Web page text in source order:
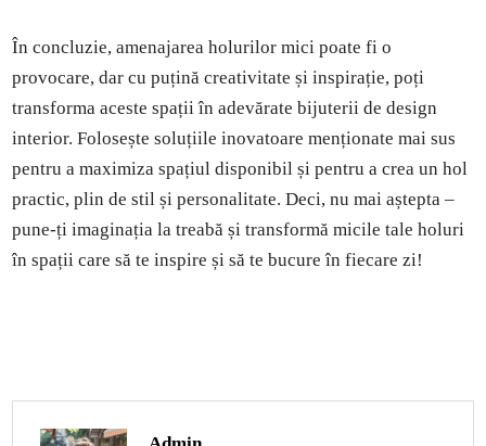
În concluzie, amenajarea holurilor mici poate fi o
provocare, dar cu puțină creativitate și inspirație, poți
transforma aceste spații în adevărate bijuterii de design
interior. Folosește soluțiile inovatoare menționate mai sus
pentru a maximiza spațiul disponibil și pentru a crea un hol
practic, plin de stil și personalitate. Deci, nu mai aștepta –
pune-ți imaginația la treabă și transformă micile tale holuri
în spații care să te inspire și să te bucure în fiecare zi!